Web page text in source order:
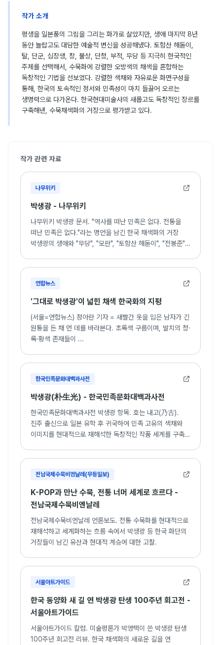
작가 소개
평생을 일본풍의 그림을 그리는 화가로 살았지만, 생애 마지막 8년
동안 놀랍고도 대담한 예술적 변신을 성공해냈다. 토함산 해돋이,
탈, 단군, 십장생, 창, 불상, 단청, 부적, 무당 등 지극히 한국적인
주제를 선택해서, 수묵화에 강렬한 오방색의 채색을 혼합하는
독창적인 기법을 선보였다. 강렬한 색채와 자유로운 화면구성을
통해, 한국의 토속적인 정서와 민족성이 마치 들끓어 오르는
생명력으로 다가온다. 한국현대미술사의 새롭고도 독창적인 장르를
구축해낸, 수묵채색화의 거장으로 평가받고 있다.
작가 관련 자료
나무위키
박생광 - 나무위키
나무위키 박생광 문서. "역사를 떠난 민족은 없다. 전통을
떠난 민족은 없다."라는 명언을 남긴 한국 채색화의 거장
박생광의 생애와 "무당", "모란", "토함산 해돋이", "전봉준"
연합뉴스
'그대로 박생광'이 넓힌 채색 한국화의 지평
(서울=연합뉴스) 정아란 기자 = 새빨간 옷을 입은 남자가 긴
원통을 든 채 먼 데를 바라본다. 초록색 구름이며, 발치의 청·
록·황색 존재들이 ...
한국민족문화대백과사전
박생광(朴生光) - 한국민족문화대백과사전
한국민족문화대백과사전 박생광 항목. 호는 내고(乃古).
진주 출신으로 일본 유학 후 귀국하여 민족 고유의 색채와
이미지를 현대적으로 재해석한 독창적인 작품 세계를 구축한
전남국제수묵비엔날레(무등일보)
K-POP과 만난 수묵, 전통 너머 세계로 흐르다 -
전남국제수묵비엔날레
전남국제수묵비엔날레 언론보도. 전통 수묵화를 현대적으로
재해석하고 세계화하는 흐름 속에서 박생광 등 한국 화단의
거장들이 남긴 유산과 현대적 계승에 대한 고찰.
서울아트가이드
한국 동양화 새 길 연 박생광 탄생 100주년 회고전 -
서울아트가이드
서울아트가이드 칼럼. 미술평론가 박영택이 쓴 박생광 탄생
100주년 회고전 리뷰. 한국 채색화의 새로운 길을 연